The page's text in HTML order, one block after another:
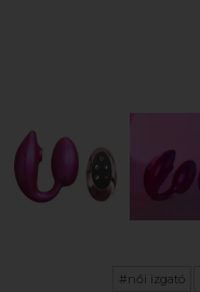
#női izgató